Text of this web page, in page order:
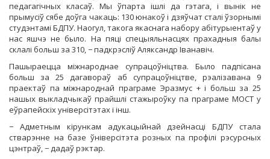
педагагічных класаў. Мы ўпарта ішлі да гэтага, і вынік не
прымусіў сябе доўга чакаць: 130 юнакоў і дзяўчат сталі ўзорнымі
студэнтамі БДПУ. Наогул, такога якаснага набору абітурыентаў у
нас яшчэ не было. На пяці спецыяльнасцях прахадныя балы
склалі больш за 310, − падкрэсліў Аляксандр Іванавіч.
Пашыраецца міжнароднае супрацоўніцтва. Было падпісана
больш за 25 дагавораў аб супрацоўніцтве, рэалізавана 9
праектаў па міжнароднай праграме Эразмус + і больш за 25
нашых выкладчыкаў прайшлі стажыроўку па праграме МОСТ у
еўрапейскіх універсітэтах і інш.
− Адметным кірункам адукацыйнай дзейнасці БДПУ стала
стварэнне на базе ўніверсітэта розных па профілі рэсурсных
цэнтраў, − дадаў рэктар.